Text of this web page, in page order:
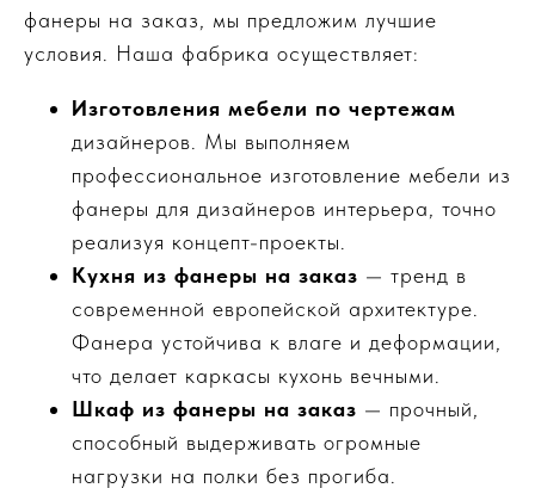
фанеры на заказ, мы предложим лучшие
условия. Наша фабрика осуществляет:
Изготовления мебели по чертежам
дизайнеров. Мы выполняем
профессиональное изготовление мебели из
фанеры для дизайнеров интерьера, точно
реализуя концепт-проекты.
Кухня из фанеры на заказ — тренд в
современной европейской архитектуре.
Фанера устойчива к влаге и деформации,
что делает каркасы кухонь вечными.
Шкаф из фанеры на заказ — прочный,
способный выдерживать огромные
нагрузки на полки без прогиба.